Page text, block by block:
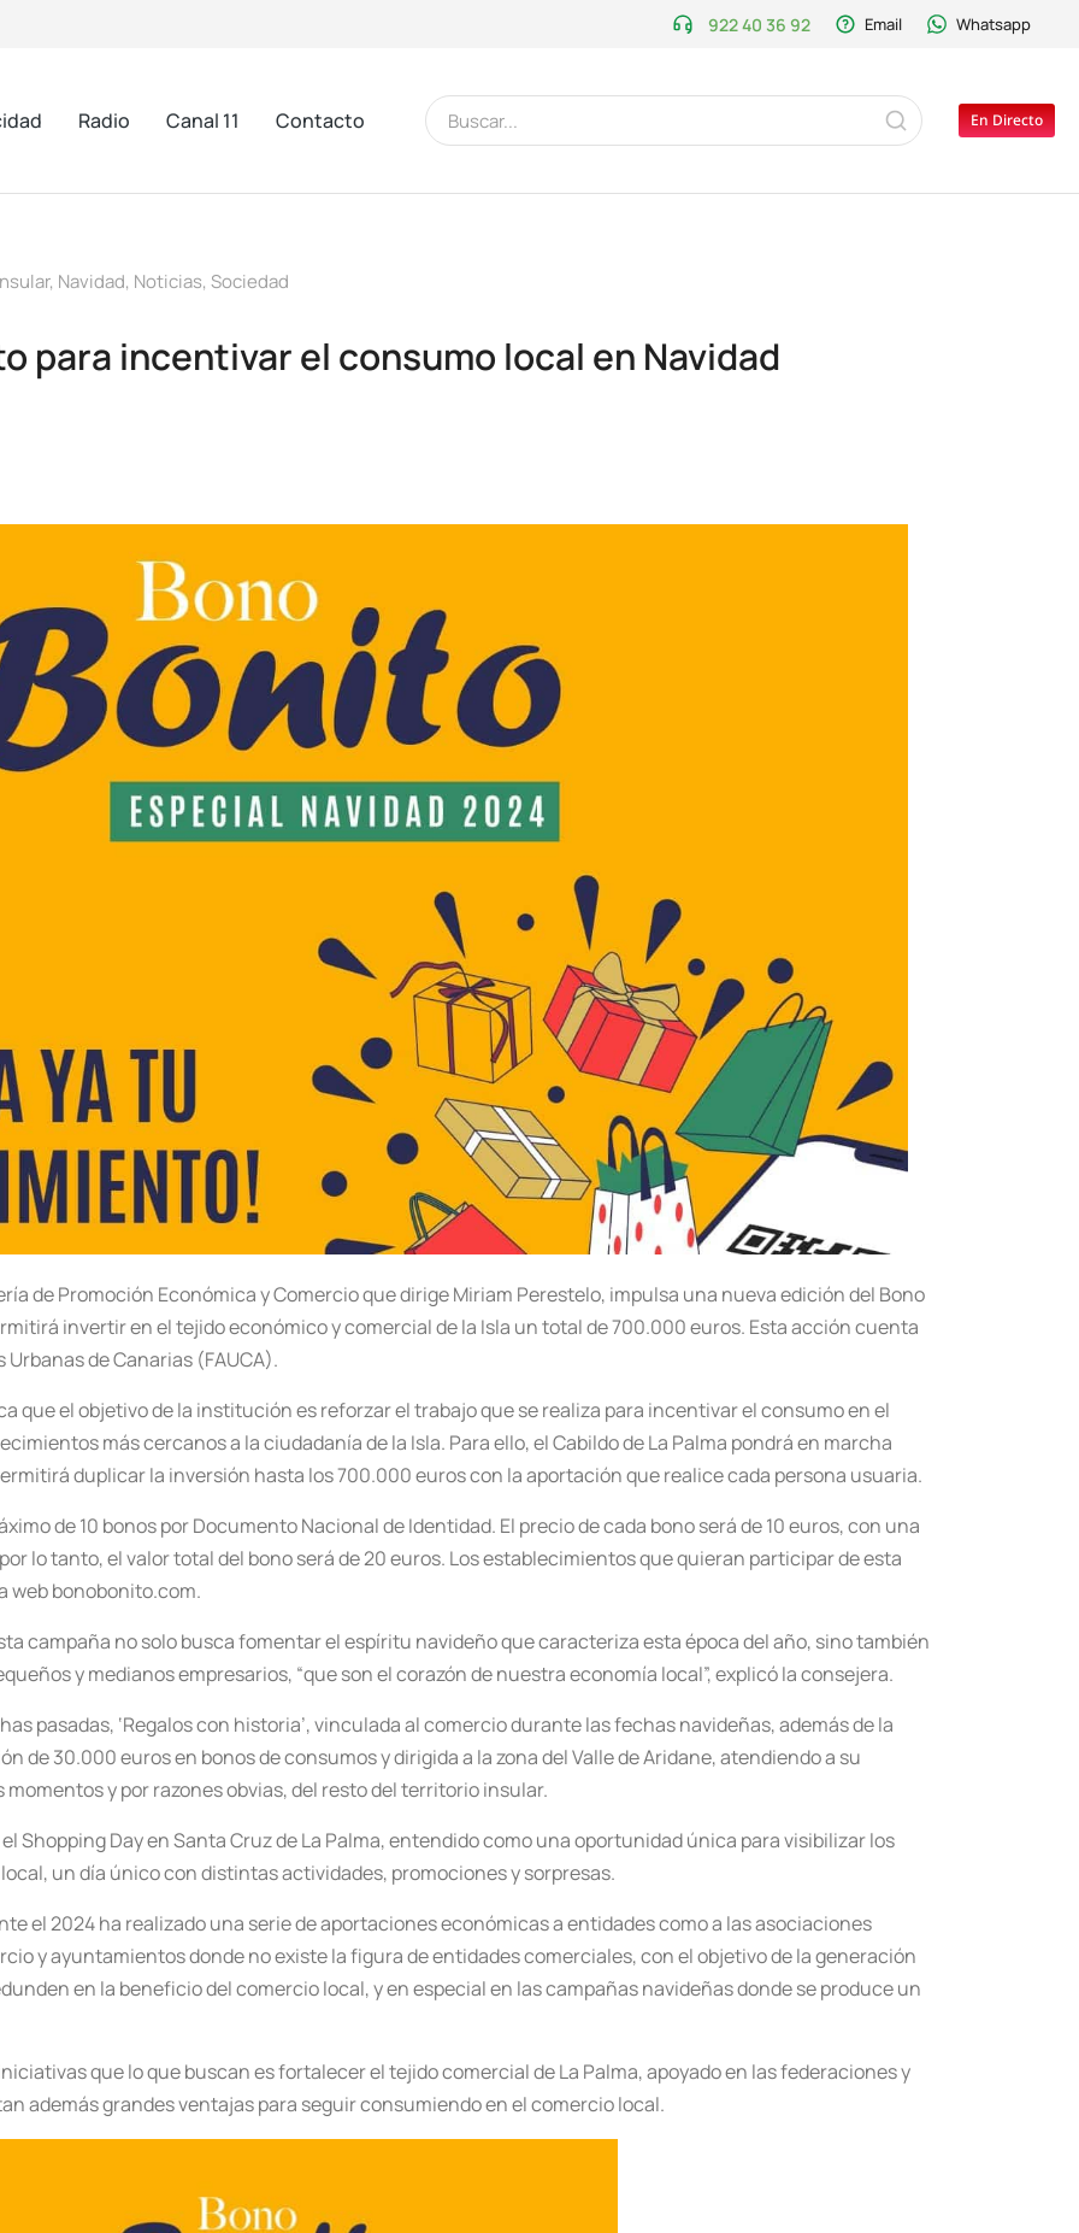
922 40 36 92 Email Whatsapp
Radio Canal 11 Contacto En Directo
, Navidad, Noticias, Sociedad
para incentivar el consumo local en Navidad
de Promoción Económica y Comercio que dirige Miriam Perestelo, impulsa una nueva edición del Bono
invertir en el tejido económico y comercial de la Isla un total de 700.000 euros. Esta acción cuenta
de Canarias (FAUCA).
que el objetivo de la institución es reforzar el trabajo que se realiza para incentivar el consumo en el
más cercanos a la ciudadanía de la Isla. Para ello, el Cabildo de La Palma pondrá en marcha
duplicar la inversión hasta los 700.000 euros con la aportación que realice cada persona usuaria.
de 10 bonos por Documento Nacional de Identidad. El precio de cada bono será de 10 euros, con una
lo tanto, el valor total del bono será de 20 euros. Los establecimientos que quieran participar de esta
web bonobonito.com.
campaña no solo busca fomentar el espíritu navideño que caracteriza esta época del año, sino también
y medianos empresarios, “que son el corazón de nuestra economía local”, explicó la consejera.
pasadas, ‘Regalos con historia’, vinculada al comercio durante las fechas navideñas, además de la
de 30.000 euros en bonos de consumos y dirigida a la zona del Valle de Aridane, atendiendo a su
y por razones obvias, del resto del territorio insular.
Shopping Day en Santa Cruz de La Palma, entendido como una oportunidad única para visibilizar los
un día único con distintas actividades, promociones y sorpresas.
el 2024 ha realizado una serie de aportaciones económicas a entidades como a las asociaciones
y ayuntamientos donde no existe la figura de entidades comerciales, con el objetivo de la generación
en la beneficio del comercio local, y en especial en las campañas navideñas donde se produce un
que lo que buscan es fortalecer el tejido comercial de La Palma, apoyado en las federaciones y
además grandes ventajas para seguir consumiendo en el comercio local.